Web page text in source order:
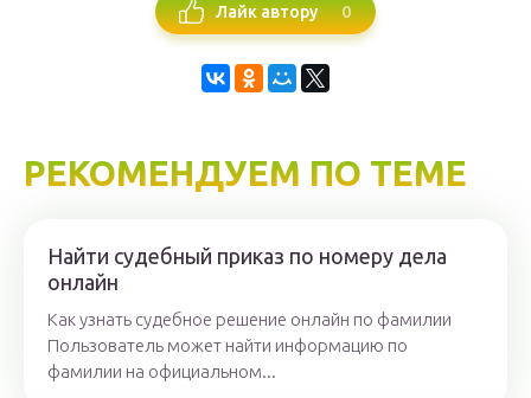
Лайк автору 0
РЕКОМЕНДУЕМ ПО ТЕМЕ
Найти судебный приказ по номеру дела
онлайн
Как узнать судебное решение онлайн по фамилии
Пользователь может найти информацию по
фамилии на официальном...